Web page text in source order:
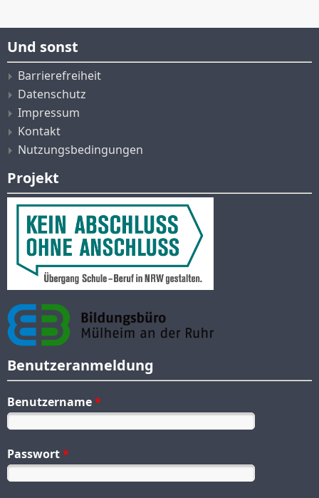
Und sonst
Barrierefreiheit
Datenschutz
Impressum
Kontakt
Nutzungsbedingungen
Projekt
Benutzeranmeldung
Benutzername*
Passwort*